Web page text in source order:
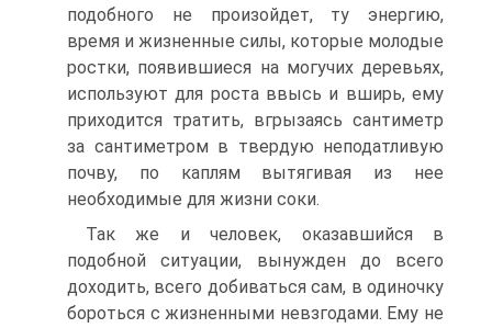
подобного не произойдет, ту энергию,
время и жизненные силы, которые молодые
ростки, появившиеся на могучих деревьях,
используют для роста ввысь и вширь, ему
приходится тратить, вгрызаясь сантиметр
за сантиметром в твердую неподатливую
почву, по каплям вытягивая из нее
необходимые для жизни соки.
Так же и человек, оказавшийся в
подобной ситуации, вынужден до всего
доходить, всего добиваться сам, в одиночку
бороться с жизненными невзгодами. Ему не